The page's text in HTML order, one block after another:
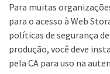
Para muitas
para o acesso à Web
políticas de segurança
produção, você deve
pela CA para uso na